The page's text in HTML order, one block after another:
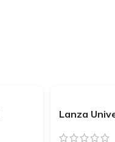
Lanza